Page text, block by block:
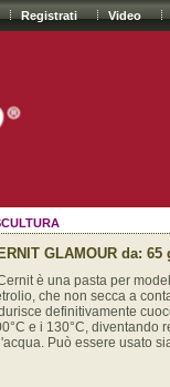
Registrati Video
GLAMOUR da: 65
Cernit è una pasta per
che non secca a
definitivamente
e i 130°C, diventando
Può essere usato